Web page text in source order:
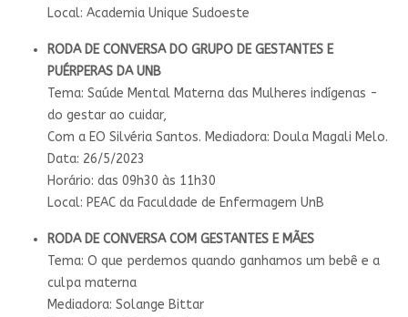
Local: Academia Unique Sudoeste
RODA DE CONVERSA DO GRUPO DE GESTANTES E
PUÉRPERAS DA UNB
Tema: Saúde Mental Materna das Mulheres indígenas -
do gestar ao cuidar,
Com a EO Silvéria Santos. Mediadora: Doula Magali Melo.
Data: 26/5/2023
Horário: das 09h30 às 11h30
Local: PEAC da Faculdade de Enfermagem UnB
RODA DE CONVERSA COM GESTANTES E MÃES
Tema: O que perdemos quando ganhamos um bebê e a
culpa materna
Mediadora: Solange Bittar